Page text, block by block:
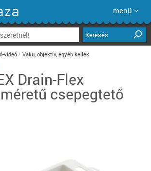
menü
Keresés
videó Vaku, objektív, egyéb kellék
Drain-Flex
csepegtető